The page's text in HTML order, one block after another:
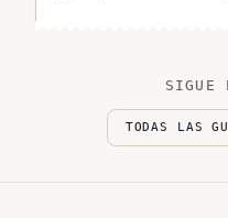
SIGUE
TODAS LAS